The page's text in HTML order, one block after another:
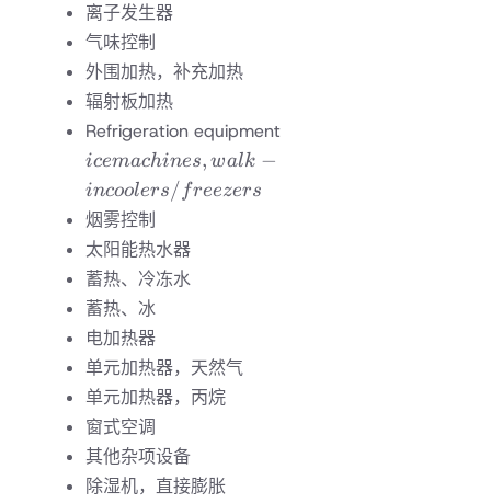
离子发生器
气味控制
外围加热，补充加热
辐射板加热
Refrigeration equipment
icemachines, walk −
incoolers/ freezers
烟雾控制
太阳能热水器
蓄热、冷冻水
蓄热、冰
电加热器
单元加热器，天然气
单元加热器，丙烷
窗式空调
其他杂项设备
除湿机，直接膨胀